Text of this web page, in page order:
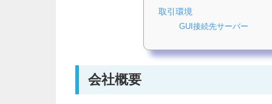
取引環境
GUI接続先サーバー
会社概要